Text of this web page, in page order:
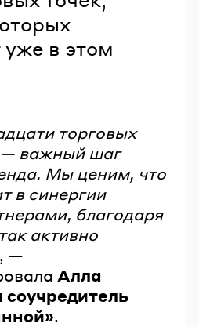
в этом
торговых
— важный шаг
Мы ценим, что
в синергии
благодаря
активно
—
Алла
.